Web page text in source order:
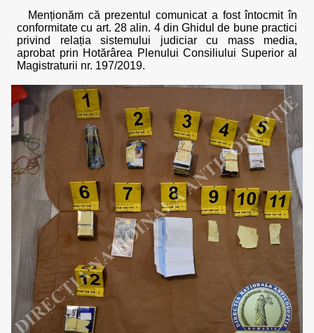
Menționăm că prezentul comunicat a fost întocmit în
conformitate cu art. 28 alin. 4 din Ghidul de bune practici
privind relația sistemului judiciar cu mass media,
aprobat prin Hotărârea Plenului Consiliului Superior al
Magistraturii nr. 197/2019.